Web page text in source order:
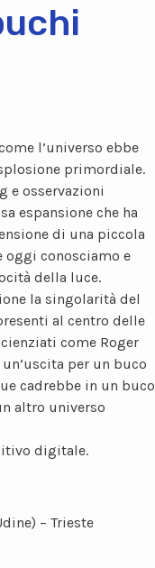
l’universo ebbe
primordiale.
e osservazioni
espansione che ha
di una piccola
oggi conosciamo e
della luce.
la singolarità del
al centro delle
come Roger
per un buco
cadrebbe in un buco
altro universo
digitale.
– Trieste